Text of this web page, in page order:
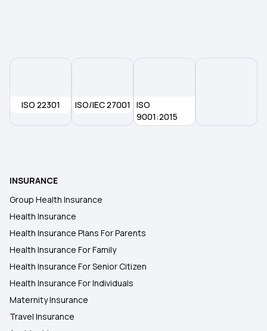
ISO 22301 ISO/IEC 27001
ISO
9001:2015
INSURANCE
Group Health Insurance
Health Insurance
Health Insurance Plans For Parents
Health Insurance For Family
Health Insurance For Senior Citizen
Health Insurance For Individuals
Maternity Insurance
Travel Insurance